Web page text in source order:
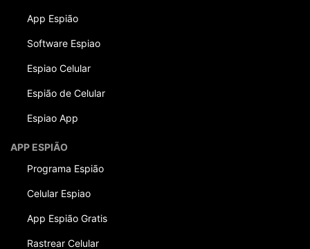
App Espião
Software Espiao
Espiao Celular
Espião de Celular
Espiao App
APP ESPIÃO
Programa Espião
Celular Espiao
App Espião Gratis
Rastrear Celular